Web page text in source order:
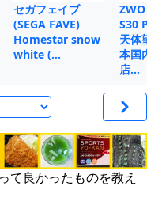
セガフェイブ
(SEGA FAVE)
Homestar snow
white (…
S30
天体
本国
店…
て良かったものを教え